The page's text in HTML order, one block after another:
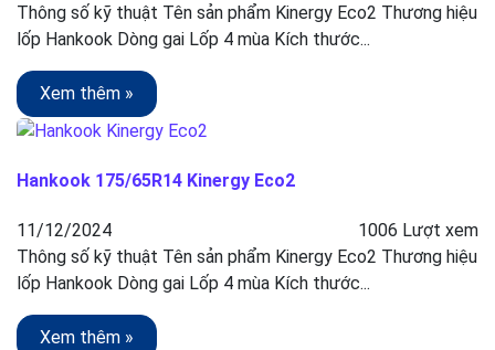
Thông số kỹ thuật Tên sản phẩm Kinergy Eco2 Thương hiệu
lốp Hankook Dòng gai Lốp 4 mùa Kích thước...
Xem thêm »
Hankook 175/65R14 Kinergy Eco2
11/12/2024
1006 Lượt xem
Thông số kỹ thuật Tên sản phẩm Kinergy Eco2 Thương hiệu
lốp Hankook Dòng gai Lốp 4 mùa Kích thước...
Xem thêm »